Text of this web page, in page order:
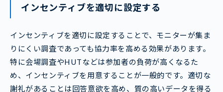
インセンティブを適切に設定する
インセンティブを適切に設定することで、モニターが集ま
りにくい調査であっても協力率を高める効果があります。
特に会場調査やHUTなどは参加者の負荷が高くなるた
め、インセンティブを用意することが一般的です。適切な
謝礼があることは回答意欲を高め、質の高いデータを得る